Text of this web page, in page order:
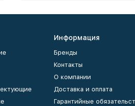
Информация
Бренды
Контакты
О компании
Доставка и оплата
Гарантийные